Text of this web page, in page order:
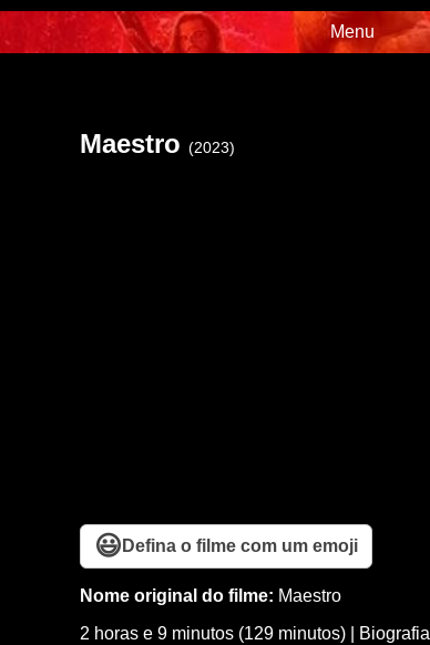
Menu
Maestro (2023)
😃 Defina o filme com um emoji
Nome original do filme: Maestro
2 horas e 9 minutos (129 minutos)
Biografia